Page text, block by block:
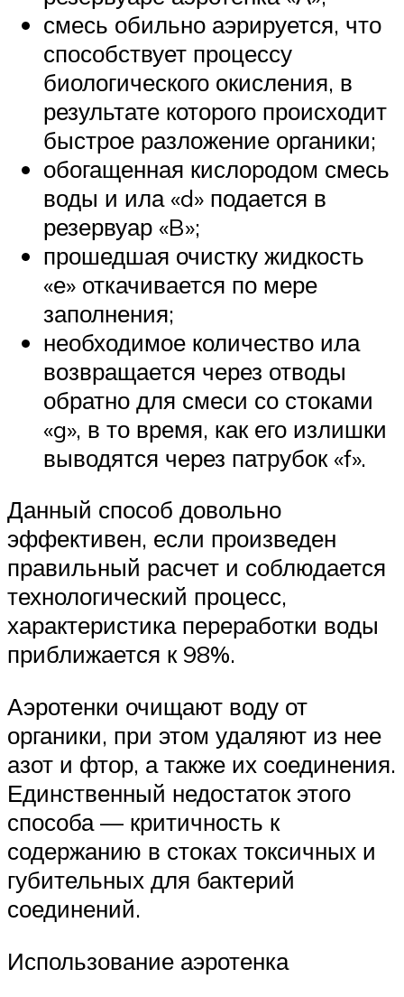
смесь обильно аэрируется, что
способствует процессу
биологического окисления, в
результате которого происходит
быстрое разложение органики;
обогащенная кислородом смесь
воды и ила «d» подается в
резервуар «B»;
прошедшая очистку жидкость
«е» откачивается по мере
заполнения;
необходимое количество ила
возвращается через отводы
обратно для смеси со стоками
«g», в то время, как его излишки
выводятся через патрубок «f».
Данный способ довольно
эффективен, если произведен
правильный расчет и соблюдается
технологический процесс,
характеристика переработки воды
приближается к 98%.
Аэротенки очищают воду от
органики, при этом удаляют из нее
азот и фтор, а также их соединения.
Единственный недостаток этого
способа — критичность к
содержанию в стоках токсичных и
губительных для бактерий
соединений.
Использование аэротенка